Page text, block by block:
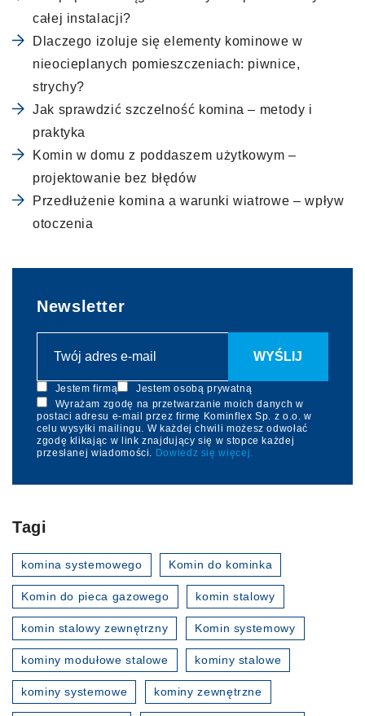
całej instalacji?
Dlaczego izoluje się elementy kominowe w
nieocieplanych pomieszczeniach: piwnice,
strychy?
Jak sprawdzić szczelność komina – metody i
praktyka
Komin w domu z poddaszem użytkowym –
projektowanie bez błędów
Przedłużenie komina a warunki wiatrowe – wpływ
otoczenia
Newsletter
Jestem firmą
Jestem osobą prywatną
Wyrażam zgodę na przetwarzanie moich danych w
postaci adresu e-mail przez firmę Kominflex Sp. z o.o. w
celu wysyłki mailingu. W każdej chwili możesz odwołać
zgodę klikając w link znajdujący się w stopce każdej
przesłanej wiadomości. Dowiedz się więcej.
Tagi
komina systemowego Komin do kominka
Komin do pieca gazowego komin stalowy
komin stalowy zewnętrzny Komin systemowy
kominy modułowe stalowe kominy stalowe
kominy systemowe kominy zewnętrzne